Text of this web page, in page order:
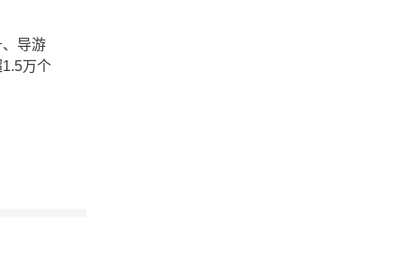
导游
万个